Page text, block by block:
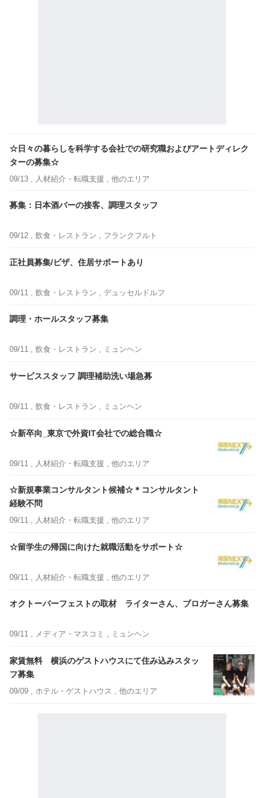
☆日々の暮らしを科学する会社での研究職およびアートディレク
ターの募集☆
09/13 , 人材紹介・転職支援 , 他のエリア
募集：日本酒バーの接客、調理スタッフ
09/12 , 飲食・レストラン , フランクフルト
正社員募集/ビザ、住居サポートあり
09/11 , 飲食・レストラン , デュッセルドルフ
調理・ホールスタッフ募集
09/11 , 飲食・レストラン , ミュンヘン
サービススタッフ 調理補助洗い場急募
09/11 , 飲食・レストラン , ミュンヘン
☆新卒向_東京で外資IT会社での総合職☆
09/11 , 人材紹介・転職支援 , 他のエリア
☆新規事業コンサルタント候補☆＊コンサルタント
経験不問
09/11 , 人材紹介・転職支援 , 他のエリア
☆留学生の帰国に向けた就職活動をサポート☆
09/11 , 人材紹介・転職支援 , 他のエリア
オクトーバーフェストの取材 ライターさん、ブロガーさん募集
09/11 , メディア・マスコミ , ミュンヘン
家賃無料 横浜のゲストハウスにて住み込みスタッ
フ募集
09/09 , ホテル・ゲストハウス , 他のエリア